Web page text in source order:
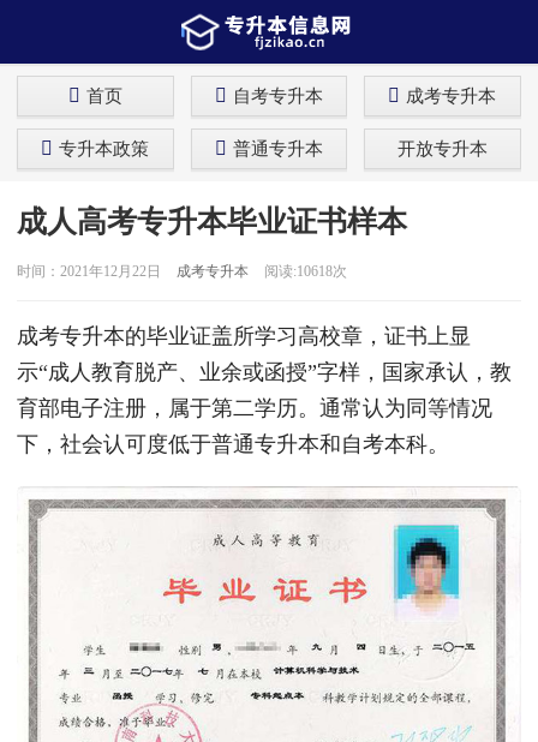
首页 自考专升本 成考专升本
专升本政策 普通专升本 开放专升本
成人高考专升本毕业证书样本
时间：2021年12月22日 成考专升本 阅读:10618次
成考专升本的毕业证盖所学习高校章，证书上显
示“成人教育脱产、业余或函授”字样，国家承认，教
育部电子注册，属于第二学历。通常认为同等情况
下，社会认可度低于普通专升本和自考本科。